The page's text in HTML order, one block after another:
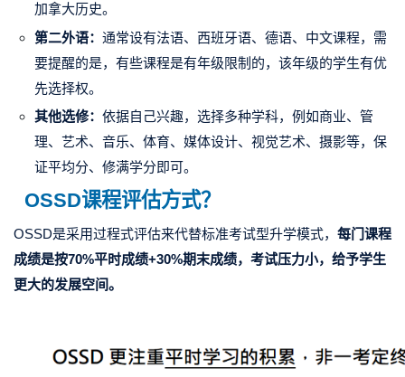
加拿大历史。
第二外语： 通常设有法语、西班牙语、德语、中文课程，需
要提醒的是，有些课程是有年级限制的，该年级的学生有优
先选择权。
其他选修： 依据自己兴趣，选择多种学科，例如商业、管
理、艺术、音乐、体育、媒体设计、视觉艺术、摄影等，保
证平均分、修满学分即可。
OSSD课程评估方式？
OSSD是采用过程式评估来代替标准考试型升学模式， 每门课程
成绩是按70%平时成绩+30%期末成绩，考试压力小，给予学生
更大的发展空间。